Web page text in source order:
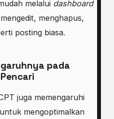
melalui dashboard
menghapus,
posting biasa.
pada
juga memengaruhi
mengoptimalkan